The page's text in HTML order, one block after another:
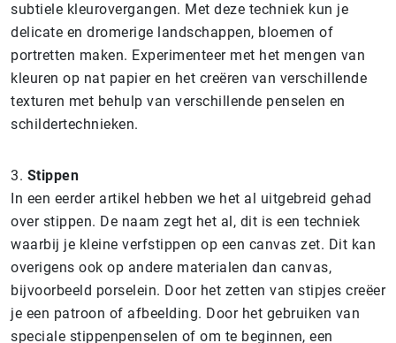
subtiele kleurovergangen. Met deze techniek kun je
delicate en dromerige landschappen, bloemen of
portretten maken. Experimenteer met het mengen van
kleuren op nat papier en het creëren van verschillende
texturen met behulp van verschillende penselen en
schildertechnieken.
3. Stippen
In een eerder artikel hebben we het al uitgebreid gehad
over stippen. De naam zegt het al, dit is een techniek
waarbij je kleine verfstippen op een canvas zet. Dit kan
overigens ook op andere materialen dan canvas,
bijvoorbeeld porselein. Door het zetten van stipjes creëer
je een patroon of afbeelding. Door het gebruiken van
speciale stippenpenselen of om te beginnen, een